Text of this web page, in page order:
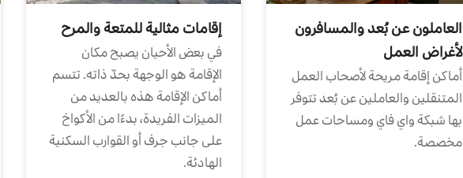
العاملون عن بُعد والمسافرون
لأغراض العمل
أماكن إقامة مريحة لأصحاب العمل
المتنقلين والعاملين عن بُعد تتوفر
بها شبكة واي فاي ومساحات عمل
مخصصة.
إقامات مثالية للمتعة والمرح
في بعض الأحيان يصبح مكان
الإقامة هو الوجهة بحدّ ذاته. تتسم
أماكن الإقامة هذه بالعديد من
الميزات الفريدة، بدءًا من الأكواخ
على جانب جرف أو القوارب السكنية
الهادئة.